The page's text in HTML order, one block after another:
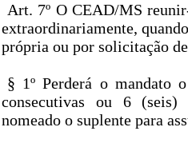
Art. 7º O CEAD/MS
extraordinariamente,
própria ou por solicitação
§ 1º Perderá o mandato
consecutivas ou 6 (seis)
nomeado o suplente para